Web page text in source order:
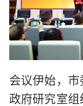
会议伊始，
政府研究室组